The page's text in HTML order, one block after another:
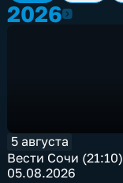
20262026
5 августа
Вести Сочи (21:10)
05.08.2026